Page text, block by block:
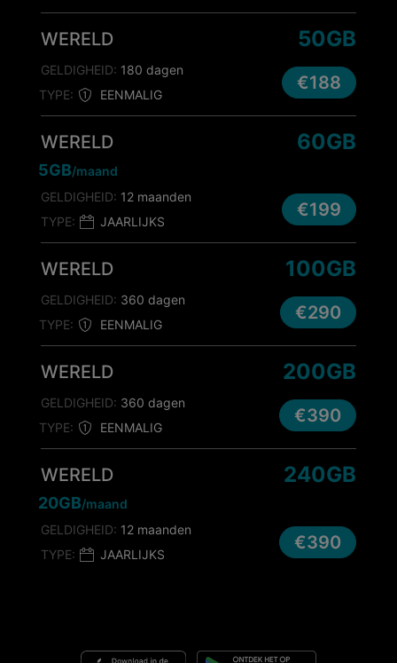
WERELD
TYPE: EENMALIG
50GB
GELDIGHEID: 180 dagen
€188
WERELD
TYPE: JAARLIJKS
60GB
5GB/maand
GELDIGHEID: 12 maanden
€199
WERELD
TYPE: EENMALIG
100GB
GELDIGHEID: 360 dagen
€290
WERELD
TYPE: EENMALIG
200GB
GELDIGHEID: 360 dagen
€390
WERELD
TYPE: JAARLIJKS
240GB
20GB/maand
GELDIGHEID: 12 maanden
€390